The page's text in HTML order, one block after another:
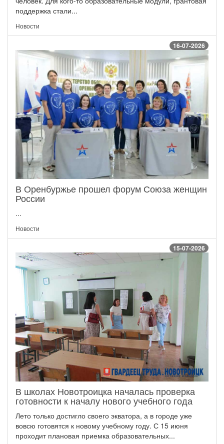
поддержка стали...
Новости
16-07-2026
В Оренбуржье прошел форум Союза женщин
России
...
Новости
15-07-2026
В школах Новотроицка началась проверка
готовности к началу нового учебного года
Лето только достигло своего экватора, а в городе уже
вовсю готовятся к новому учебному году. С 15 июня
проходит плановая приемка образовательных...